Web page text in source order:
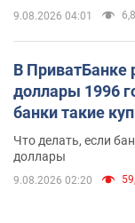
9.08.2026 04:01
В ПриватБанке
доллары 1996
банки такие
Что делать, если
доллары
9.08.2026 02:20